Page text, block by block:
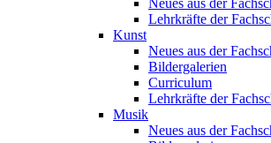
Neues aus der
Lehrkräfte der
Kunst
Neues aus der
Bildergalerien
Curriculum
Lehrkräfte der
Musik
Neues aus der